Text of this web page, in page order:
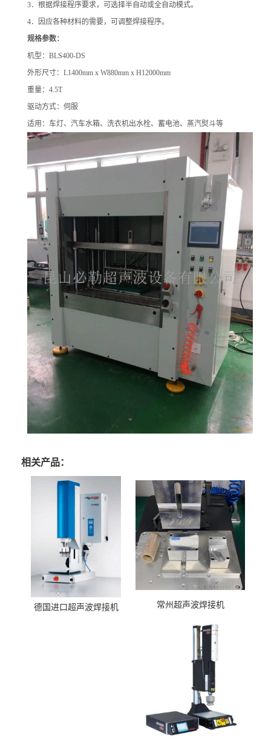
3．根据焊接程序要求，可选择半自动或全自动模式。
4．因应各种材料的需要，可调整焊接程序。
规格参数：
机型：BLS400-DS
外形尺寸：L1400mm x W880mm x H12000mm
重量：4.5T
驱动方式：伺服
适用：车灯、汽车水箱、洗衣机出水栓、蓄电池、蒸汽熨斗等
相关产品：
德国进口超声波焊接机 常州超声波焊接机